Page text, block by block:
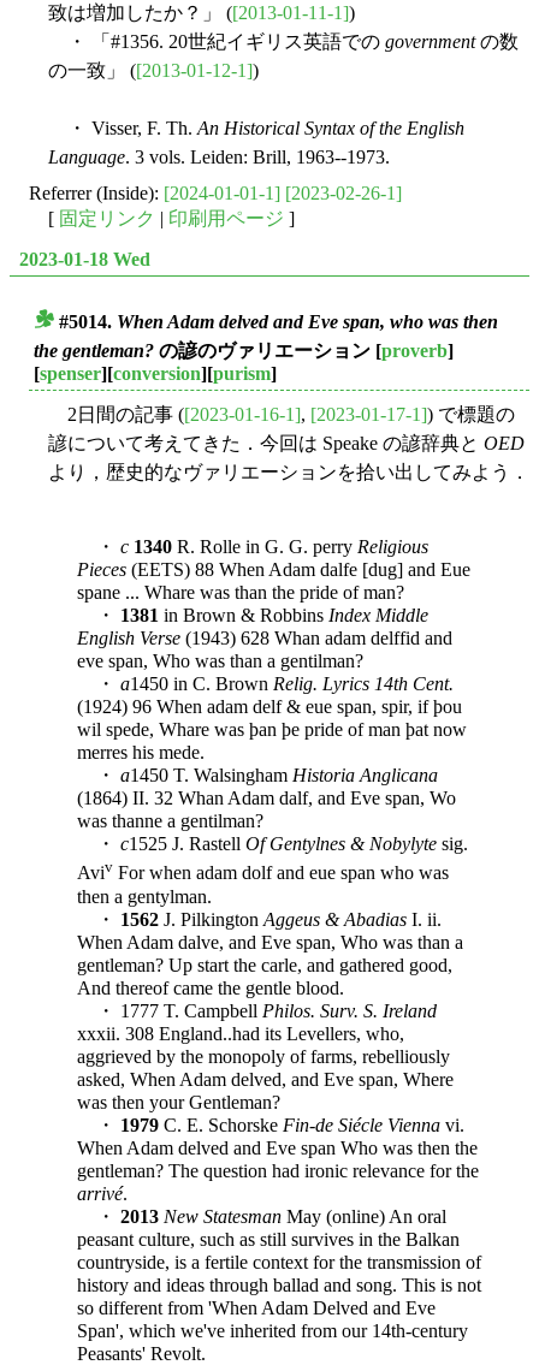
致は増加したか？」 ([2013-01-11-1])
・ 「#1356. 20世紀イギリス英語での governmentの数
の一致」 ([2013-01-12-1])
・ Visser, F. Th. An Historical Syntax of the English
Language. 3 vols. Leiden: Brill, 1963--1973.
Referrer (Inside): [2024-01-01-1] [2023-02-26-1]
[ 固定リンク | 印刷用ページ ]
2023-01-18 Wed
#5014. When Adam delved and Eve span, who was then
the gentleman? の諺のヴァリエーション [proverb]
[spenser][conversion][purism]
2日間の記事 ([2023-01-16-1], [2023-01-17-1]) で標題の
諺について考えてきた．今回は Speake の諺辞典と OED
より，歴史的なヴァリエーションを拾い出してみよう．
・ c 1340 R. Rolle in G. G. perry Religious
Pieces (EETS) 88 When Adam dalfe [dug] and Eue
spane ... Whare was than the pride of man?
・ 1381 in Brown & Robbins Index Middle
English Verse (1943) 628 Whan adam delffid and
eve span, Who was than a gentilman?
・ a1450 in C. Brown Relig. Lyrics 14th Cent.
(1924) 96 When adam delf & eue span, spir, if þou
wil spede, Whare was þan þe pride of man þat now
merres his mede.
・ a1450 T. Walsingham Historia Anglicana
(1864) II. 32 Whan Adam dalf, and Eve span, Wo
was thanne a gentilman?
・ c1525 J. Rastell Of Gentylnes & Nobylyte sig.
Aviv For when adam dolf and eue span who was
then a gentylman.
・ 1562 J. Pilkington Aggeus & Abadias I. ii.
When Adam dalve, and Eve span, Who was than a
gentleman? Up start the carle, and gathered good,
And thereof came the gentle blood.
・ 1777 T. Campbell Philos. Surv. S. Ireland
xxxii. 308 England..had its Levellers, who,
aggrieved by the monopoly of farms, rebelliously
asked, When Adam delved, and Eve span, Where
was then your Gentleman?
・ 1979 C. E. Schorske Fin-de Siécle Vienna vi.
When Adam delved and Eve span Who was then the
gentleman? The question had ironic relevance for the
arrivé.
・ 2013 New Statesman May (online) An oral
peasant culture, such as still survives in the Balkan
countryside, is a fertile context for the transmission of
history and ideas through ballad and song. This is not
so different from 'When Adam Delved and Eve
Span', which we've inherited from our 14th-century
Peasants' Revolt.